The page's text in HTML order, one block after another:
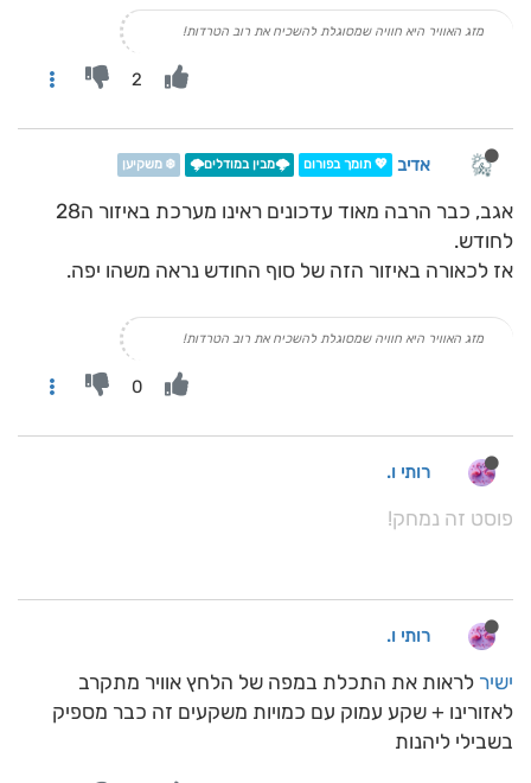
מזג האוויר היא חוויה שמסוגלת להשכיח את רוב הטרדות!
2
אדיב 💖 תומך בפורום 🌩️מבין במודלים🌩️ ❄️ משקיען
אגב, כבר הרבה מאוד עדכונים ראינו מערכת באיזור ה28
לחודש.
אז לכאורה באיזור הזה של סוף החודש נראה משהו יפה.
מזג האוויר היא חוויה שמסוגלת להשכיח את רוב הטרדות!
0
רותי ו.
פוסט זה נמחק!
רותי ו.
ישיר לראות את התכלת במפה של הלחץ אוויר מתקרב
לאזורינו + שקע עמוק עם כמויות משקעים זה כבר מספיק
בשבילי ליהנות